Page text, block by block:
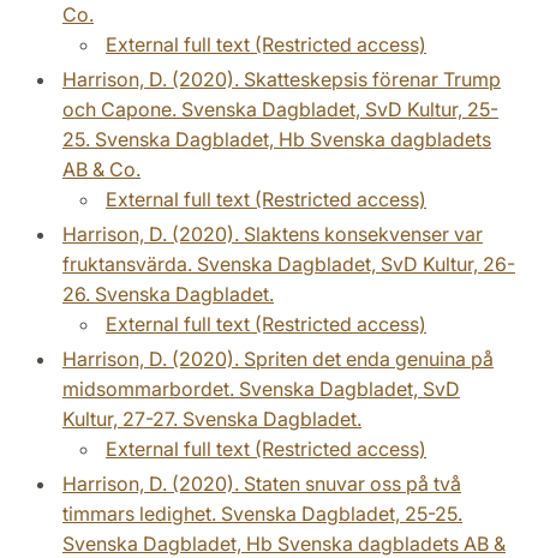
Co.
External full text (Restricted access)
Harrison, D. (2020). Skatteskepsis förenar Trump
och Capone. Svenska Dagbladet, SvD Kultur, 25-
25. Svenska Dagbladet, Hb Svenska dagbladets
AB & Co.
External full text (Restricted access)
Harrison, D. (2020). Slaktens konsekvenser var
fruktansvärda. Svenska Dagbladet, SvD Kultur, 26-
26. Svenska Dagbladet.
External full text (Restricted access)
Harrison, D. (2020). Spriten det enda genuina på
midsommarbordet. Svenska Dagbladet, SvD
Kultur, 27-27. Svenska Dagbladet.
External full text (Restricted access)
Harrison, D. (2020). Staten snuvar oss på två
timmars ledighet. Svenska Dagbladet, 25-25.
Svenska Dagbladet, Hb Svenska dagbladets AB &